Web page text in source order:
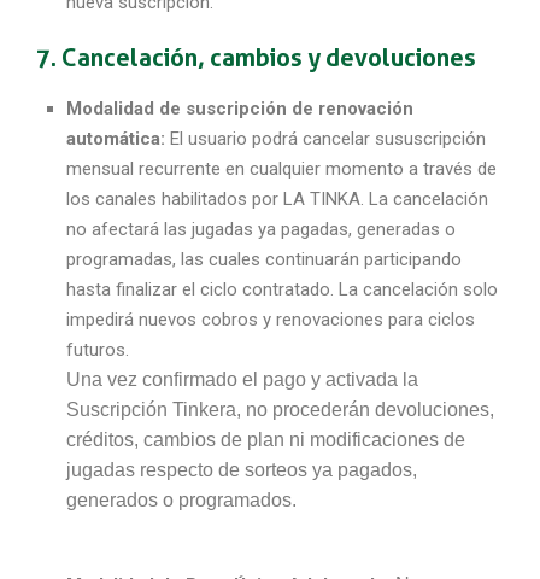
7. Cancelación, cambios y devoluciones
Modalidad de suscripción de renovación
automática: El usuario podrá cancelar sususcripción
mensual recurrente en cualquier momento a través de
los canales habilitados por LA TINKA. La cancelación
no afectará las jugadas ya pagadas, generadas o
programadas, las cuales continuarán participando
hasta finalizar el ciclo contratado. La cancelación solo
impedirá nuevos cobros y renovaciones para ciclos
futuros.
Una vez confirmado el pago y activada la
Suscripción Tinkera, no procederán devoluciones,
créditos, cambios de plan ni modificaciones de
jugadas respecto de sorteos ya pagados,
generados o programados.